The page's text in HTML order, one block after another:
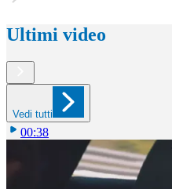
Ultimi video
Vedi tutti
00:38